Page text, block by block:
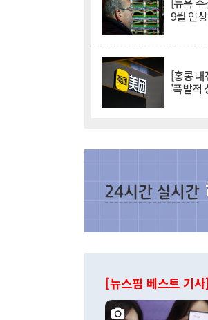
9월 인
[홍콩
'폭발적
[뉴스핌 베스트 기사]